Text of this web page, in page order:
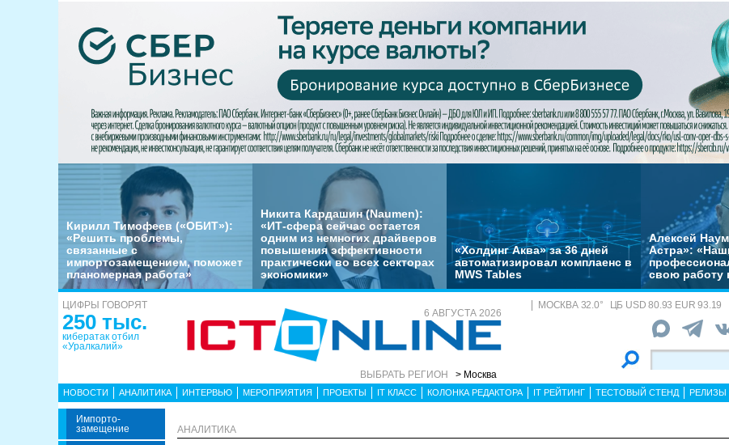
Кирилл Тимофеев («ОБИТ»):
«Решить проблемы,
связанные с
импортозамещением, поможет
планомерная работа»
Никита Кардашин (Naumen):
«ИТ-сфера сейчас остается
одним из немногих драйверов
повышения эффективности
практически во всех секторах
экономики»
«Холдинг Аква» за 36 дней
автоматизировал комплаенс в
MWS Tables
Алексей
Астра»:
свою работу
ЦИФРЫ ГОВОРЯТ
250 тыс.
кибератак отбил
«Уралкалий»
6 АВГУСТА 2026
ВЫБРАТЬ РЕГИОН > Москва
МОСКВА 32.0° ЦБ USD 80.93 EUR 93.19
НОВОСТИ АНАЛИТИКА ИНТЕРВЬЮ МЕРОПРИЯТИЯ ПРОЕКТЫ IT КЛАСС КОЛОНКА РЕДАКТОРА IT РЕЙТИНГ ТЕСТОВЫЙ СТЕНД РЕЛИЗЫ
Импорто­
Замещение
АНАЛИТИКА